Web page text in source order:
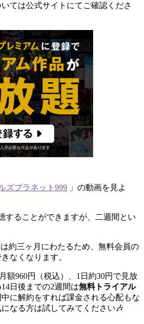
ては公式サイトにてご確認くださ
ズプラネット999 」の動画を見よ
することができますが、二週間とい
は約三ヶ月にわたるため、無料会員の
なくなります。
額960円（税込）、1日約30円で見放
日後までの2週間は無料トライアル
に解約をすれば課金される心配もな
なる方は試してみてください🎶